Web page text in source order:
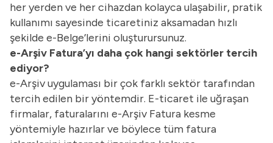
her yerden ve her cihazdan kolayca ulaşabilir, pratik
kullanımı sayesinde ticaretiniz aksamadan hızlı
şekilde e-Belge’lerini oluşturursunuz.
e-Arşiv Fatura’yı daha çok hangi sektörler tercih
ediyor?
e-Arşiv uygulaması bir çok farklı sektör tarafından
tercih edilen bir yöntemdir. E-ticaret ile uğraşan
firmalar, faturalarını e-Arşiv Fatura kesme
yöntemiyle hazırlar ve böylece tüm fatura